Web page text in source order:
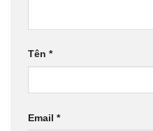
Tên *
Email *